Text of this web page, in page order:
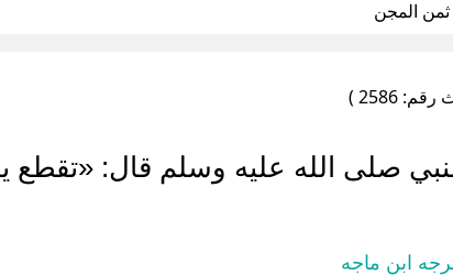
المجن
2586 )
صلى الله عليه وسلم قال: «تقطع
ابن ماجه